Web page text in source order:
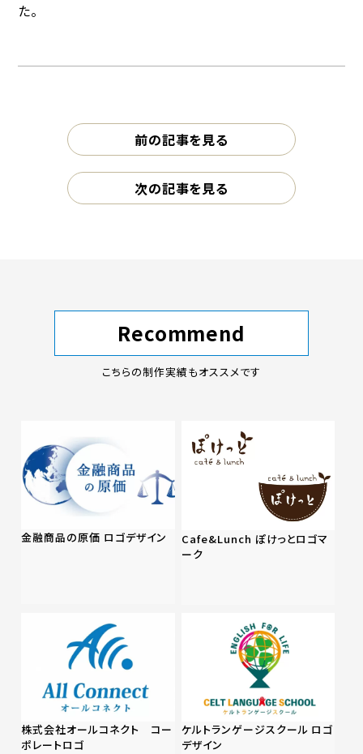
た。
前の記事を見る
次の記事を見る
Recommend
こちらの制作実績もオススメです
金融商品の原価 ロゴデザイン
Cafe&Lunch ぽけっとロゴマ
ーク
株式会社オールコネクト コー
ポレートロゴ
ケルトランゲージスクール ロゴ
デザイン